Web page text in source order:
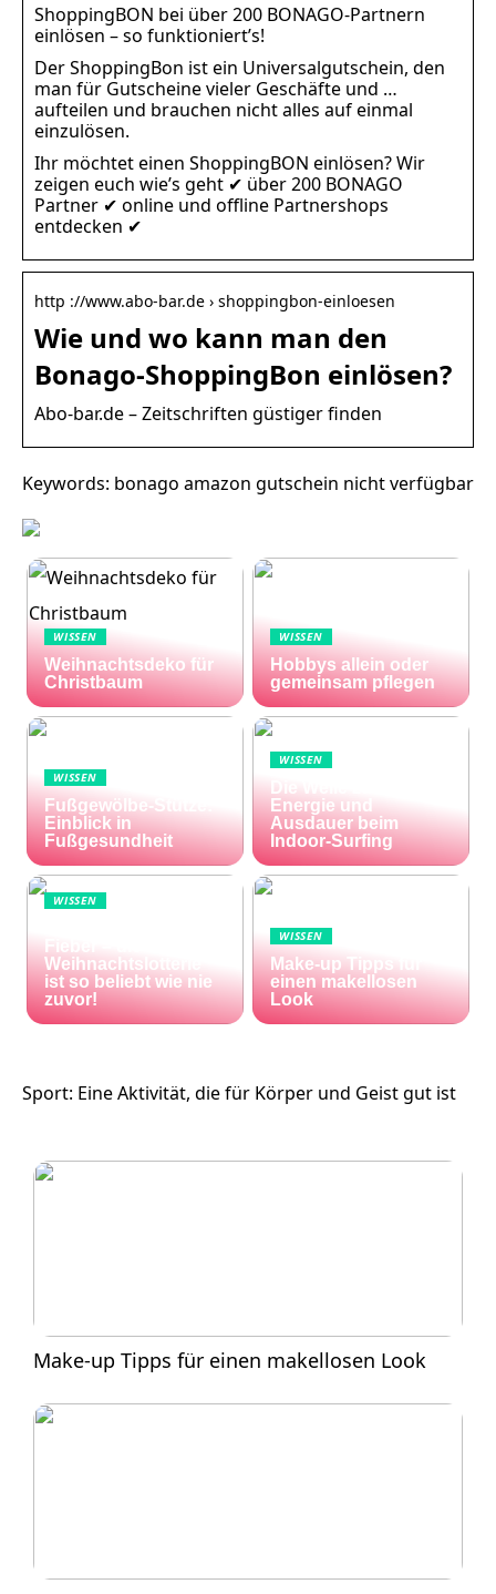
ShoppingBON bei über 200 BONAGO-Partnern
einlösen – so funktioniert’s!
Der ShoppingBon ist ein Universalgutschein, den
man für Gutscheine vieler Geschäfte und …
aufteilen und brauchen nicht alles auf einmal
einzulösen.
Ihr möchtet einen ShoppingBON einlösen? Wir
zeigen euch wie’s geht ✔ über 200 BONAGO
Partner ✔ online und offline Partnershops
entdecken ✔
http ://www.abo-bar.de › shoppingbon-einloesen
Wie und wo kann man den
Bonago-ShoppingBon einlösen?
Abo-bar.de – Zeitschriften güstiger finden
Keywords: bonago amazon gutschein nicht verfügbar
WISSEN
Weihnachtsdeko für
Christbaum
WISSEN
Hobbys allein oder
gemeinsam pflegen
WISSEN
Fußgewölbe-Stütze:
Einblick in
Fußgesundheit
WISSEN
Die Welle zu Hause:
Energie und
Ausdauer beim
Indoor-Surfing
WISSEN
Fieber – die El Gordo
Weihnachtslotterie
ist so beliebt wie nie
zuvor!
WISSEN
Make-up Tipps für
einen makellosen
Look
Sport: Eine Aktivität, die für Körper und Geist gut ist
Make-up Tipps für einen makellosen Look